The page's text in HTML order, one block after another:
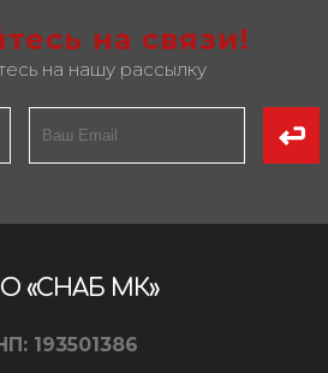
на связи!
на нашу рассылку
«СНАБ МК»
193501386